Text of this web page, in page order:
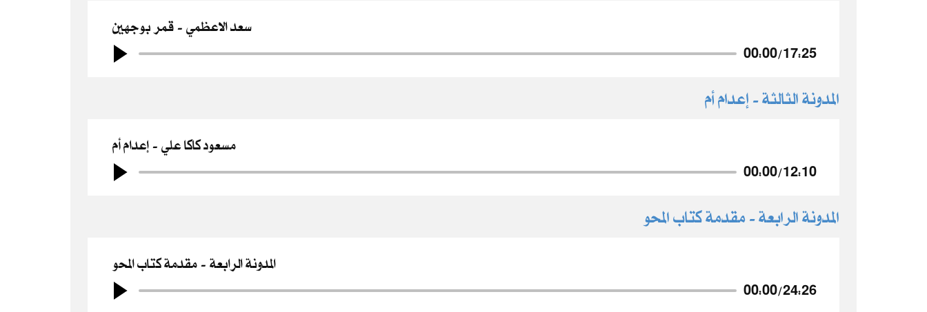
قمر بوجهين سعد الاعظمي
00:00/17:25
المدونة الثالثة - إعدام أم
إعدام أم مسعود كاكا علي
00:00/12:10
المدونة الرابعة - مقدمة كتاب المحو
مقدمة كتاب المحو المدونة الرابعة
00:00/24:26